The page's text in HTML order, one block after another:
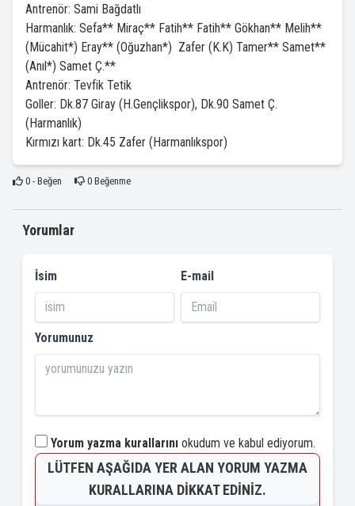
Antrenör: Sami Bağdatlı
Harmanlık: Sefa** Miraç** Fatih** Fatih** Gökhan** Melih**
(Mücahit*) Eray** (Oğuzhan*) Zafer (K.K) Tamer** Samet**
(Anıl*) Samet Ç.**
Antrenör: Tevfik Tetik
Goller: Dk.87 Giray (H.Gençlikspor), Dk.90 Samet Ç.
(Harmanlık)
Kırmızı kart: Dk.45 Zafer (Harmanlıkspor)
0- Beğen 0Beğenme
Yorumlar
İsim E-mail
Yorumunuz
Yorum yazma kurallarını okudum ve kabul ediyorum.
LÜTFEN AŞAĞIDA YER ALAN YORUM YAZMA
KURALLARINA DIKKAT EDINIZ.